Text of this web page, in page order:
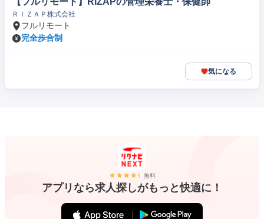
ＲＩＺＡＰ株式会社
フルリモート
完全歩合制
気になる
無料
アプリなら求人探しがもっと快適に！